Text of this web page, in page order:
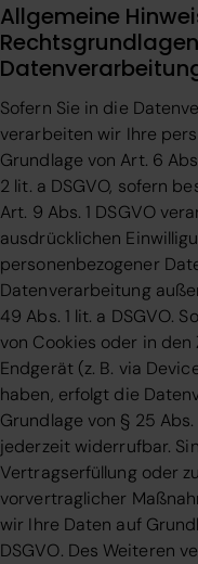
Allgemeine
Sofern Sie in die
verarbeiten wir Ihre
Grundlage von Art. 6
2 lit. a DSGVO, sofern
Art. 9 Abs. 1 DSGVO
ausdrücklichen
personenbezogener
Datenverarbeitung
49 Abs. 1 lit. a DSGVO.
von Cookies oder in
Endgerät (z. B. via
haben, erfolgt die
Grundlage von § 25
jederzeit widerrufbar.
Vertragserfüllung oder
vorvertraglicher
wir Ihre Daten auf
DSGVO. Des Weiteren